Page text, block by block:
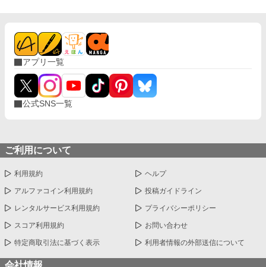
アプリ一覧
公式SNS一覧
ご利用について
利用規約 ヘルプ
アルファコイン利用規約 投稿ガイドライン
レンタルサービス利用規約 プライバシーポリシー
スコア利用規約 お問い合わせ
特定商取引法に基づく表示 利用者情報の外部送信について
会社情報